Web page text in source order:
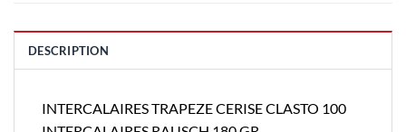
DESCRIPTION
INTERCALAIRES TRAPEZE CERISE CLASTO 100